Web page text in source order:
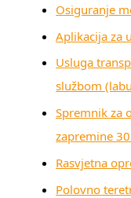
Osiguranje
Aplikacija za
Usluga
službom
Spremnik za
zapremine
Rasvjetna
Polovno